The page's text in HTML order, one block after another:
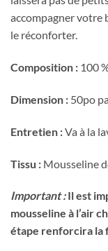
accompagner votre
le réconforter.
Composition : 100
Dimension : 50po
Entretien :Va à la
Tissu : Mousseline
Important :Il est
mousseline à l’air
étape renforcira la